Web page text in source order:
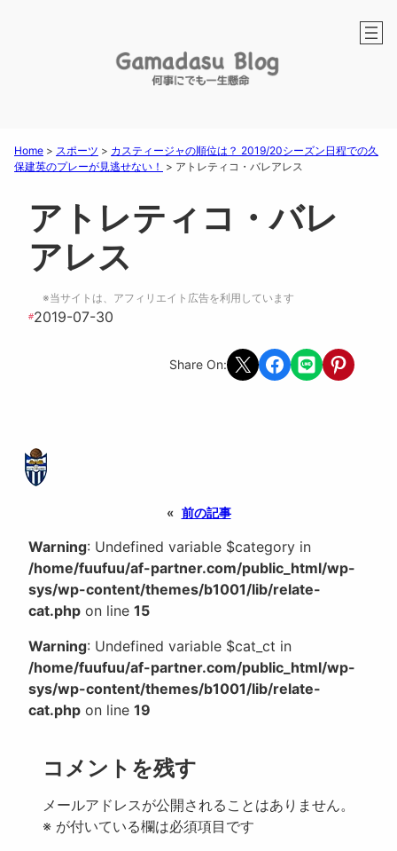
Home > スポーツ > カスティージャの順位は？ 2019/20シーズン日程での久
保建英のプレーが見逃せない！ > アトレティコ・バレアレス
アトレティコ・バレ
アレス
※当サイトは、アフィリエイト広告を利用しています
#2019-07-30
Share On: Share on X Share on Facebook
Share on LINEShare on
« 前の記事
Warning: Undefined variable $category in
/home/fuufuu/af-partner.com/public_html/wp-
sys/wp-content/themes/b1001/lib/relate-
cat.php on line 15
Warning: Undefined variable $cat_ct in
/home/fuufuu/af-partner.com/public_html/wp-
sys/wp-content/themes/b1001/lib/relate-
cat.php on line 19
コメントを残す
メールアドレスが公開されることはありません。
※ が付いている欄は必須項目です